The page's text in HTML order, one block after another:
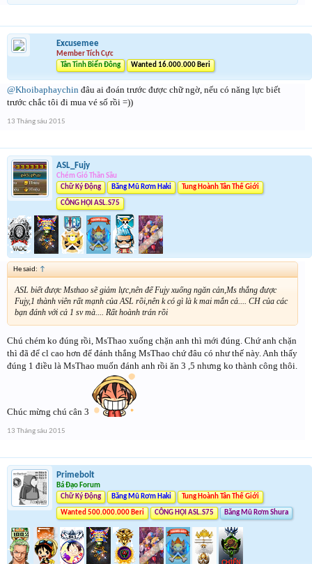
Excusemee
Member Tích Cực
Tân Tinh Biển Đông
Wanted 16.000.000 Beri
@Khoibaphaychin đâu ai đoán trước được chữ ngờ, nếu có năng lực biết
trước chắc tôi đi mua vé số rồi =))
13 Tháng sáu 2015
ASL_Fujy
Chém Gió Thần Sầu
Chữ Ký Động
Băng Mũ Rơm Haki Tung Hoành Tân Thế Giới
CÔNG HỘI ASL.S75
He said: ↑
ASL biết được Msthao sẽ giảm lực,nên để Fujy xuống ngăn cản,Ms thắng được
Fujy,1 thành viên rất mạnh của ASL rồi,nên k có gì là k mai mắn cả.... CH của các
bạn đánh với cả 1 sv mà.... Rất hoành trán rồi
Chú chém ko đúng rồi, MsThao xuống chặn anh thì mới đúng. Chứ anh chặn
thì đã để cl cao hơn để đánh thắng MsThao chứ đâu có như thế này. Anh thấy
đúng 1 điều là MsThao muốn đánh anh rồi ăn 3 ,5 nhưng ko thành công thôi.
Chúc mừng chú cân 3
13 Tháng sáu 2015
Primebolt
Bá Đạo Forum
Chữ Ký Động
Băng Mũ Rơm Haki Tung Hoành Tân Thế Giới
Wanted 500.000.000 Beri CÔNG HỘI ASL.S75 Băng Mũ Rơm Shura